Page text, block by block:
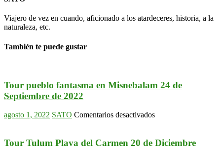
Viajero de vez en cuando, aficionado a los atardeceres, historia, a la
naturaleza, etc.
También te puede gustar
Tour pueblo fantasma en Misnebalam 24 de
Septiembre de 2022
agosto 1, 2022 SATO Comentarios desactivadosen
fantasma
Tour Tulum Playa del Carmen 20 de Diciembre